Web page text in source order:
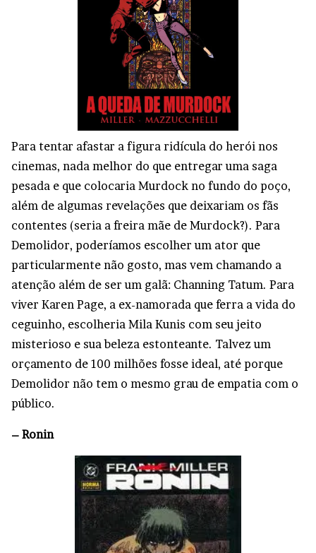
Para tentar afastar a figura ridícula do herói nos
cinemas, nada melhor do que entregar uma saga
pesada e que colocaria Murdock no fundo do poço,
além de algumas revelações que deixariam os fãs
contentes (seria a freira mãe de Murdock?). Para
Demolidor, poderíamos escolher um ator que
particularmente não gosto, mas vem chamando a
atenção além de ser um galã: Channing Tatum. Para
viver Karen Page, a ex-namorada que ferra a vida do
ceguinho, escolheria Mila Kunis com seu jeito
misterioso e sua beleza estonteante. Talvez um
orçamento de 100 milhões fosse ideal, até porque
Demolidor não tem o mesmo grau de empatia com o
público.
– Ronin